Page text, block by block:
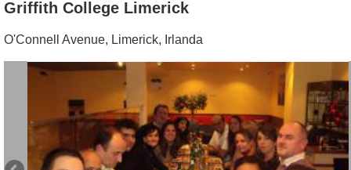
Griffith College Limerick
O'Connell Avenue, Limerick, Irlanda